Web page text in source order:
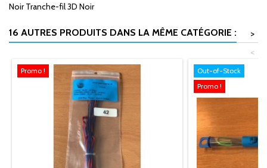
Noir Tranche-fil 3D Noir
16 AUTRES PRODUITS DANS LA MÊME CATÉGORIE :
>
<
Promo !
Out-of-Stock
Promo !